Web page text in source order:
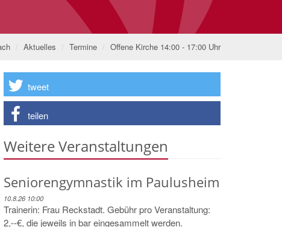
Aktuelles Termine Offene Kirche 14:00 - 17:00 Uhr
tweet
teilen
Weitere Veranstaltungen
Seniorengymnastik im Paulusheim
10.8.26 10:00
Trainerin: Frau Reckstadt. Gebühr pro Veranstaltung:
2,--€, die jeweils in bar eingesammelt werden.